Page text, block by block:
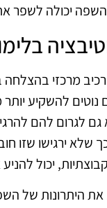
יכולה לשפר
מרכזי
נוטים להשקיע
לגרום להם
כך שלא ירגישו שזו
יכול
את היתרונות של